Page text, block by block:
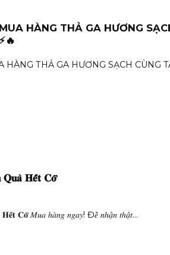
HÀNG THẢ GA HƯƠNG
CÙNG TÂN NGUYÊN ⚡🔥
HÀNG THẢ GA HƯƠNG SẠCH CÙNG
𝐐𝐮𝐚̀ 𝐇𝐞̂́𝐭 𝐂𝐨̛̃
𝐂𝐨̛̃ 𝑀𝑢𝑎 ℎ𝑎̀𝑛𝑔 𝑛𝑔𝑎𝑦! Đ𝑒̂̉ 𝑛ℎ𝑎̣̂𝑛 𝑡ℎ𝑎̣̂𝑡...